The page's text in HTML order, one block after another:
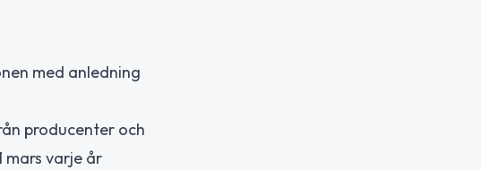
med anledning
producenter och
mars varje år